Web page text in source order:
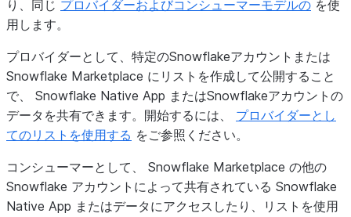
り、同じ プロバイダーおよびコンシューマーモデルの を使
用します。
プロバイダーとして、特定のSnowflakeアカウントまたは
Snowflake Marketplace にリストを作成して公開すること
で、 Snowflake Native App またはSnowflakeアカウントの
データを共有できます。開始するには、 プロバイダーとし
てのリストを使用する をご参照ください。
コンシューマーとして、 Snowflake Marketplace の他の
Snowflake アカウントによって共有されている Snowflake
Native App またはデータにアクセスしたり、リストを使用